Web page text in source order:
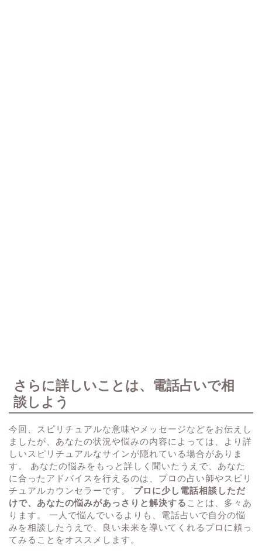
さらに詳しいことは、電話占いで相
談しよう
今回、スピリチュアルな意味やメッセージなどをお伝えし
ましたが、あなたの状況や悩みの内容によっては、より詳
しいスピリチュアルなサインが隠れている場合がありま
す。 あなたの悩みをもっと詳しく聞いたうえで、あなた
に合ったアドバイスを行えるのは、プロの占い師やスピリ
チュアルカウンセラーです。 プロに少し電話相談しただ
けで、あなたの悩みがあっさりと解決する ことは、多々あ
ります。 一人で悩んでいるよりも、電話占いで自分の悩
みを相談したうえで、良い未来を導いてくれるプロに頼っ
てみることをオススメします。